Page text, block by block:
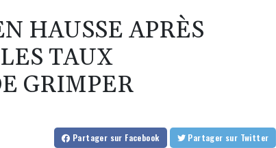
HAUSSE APRÈS
TAUX
GRIMPER
Partager sur Facebook Partager sur Twitter